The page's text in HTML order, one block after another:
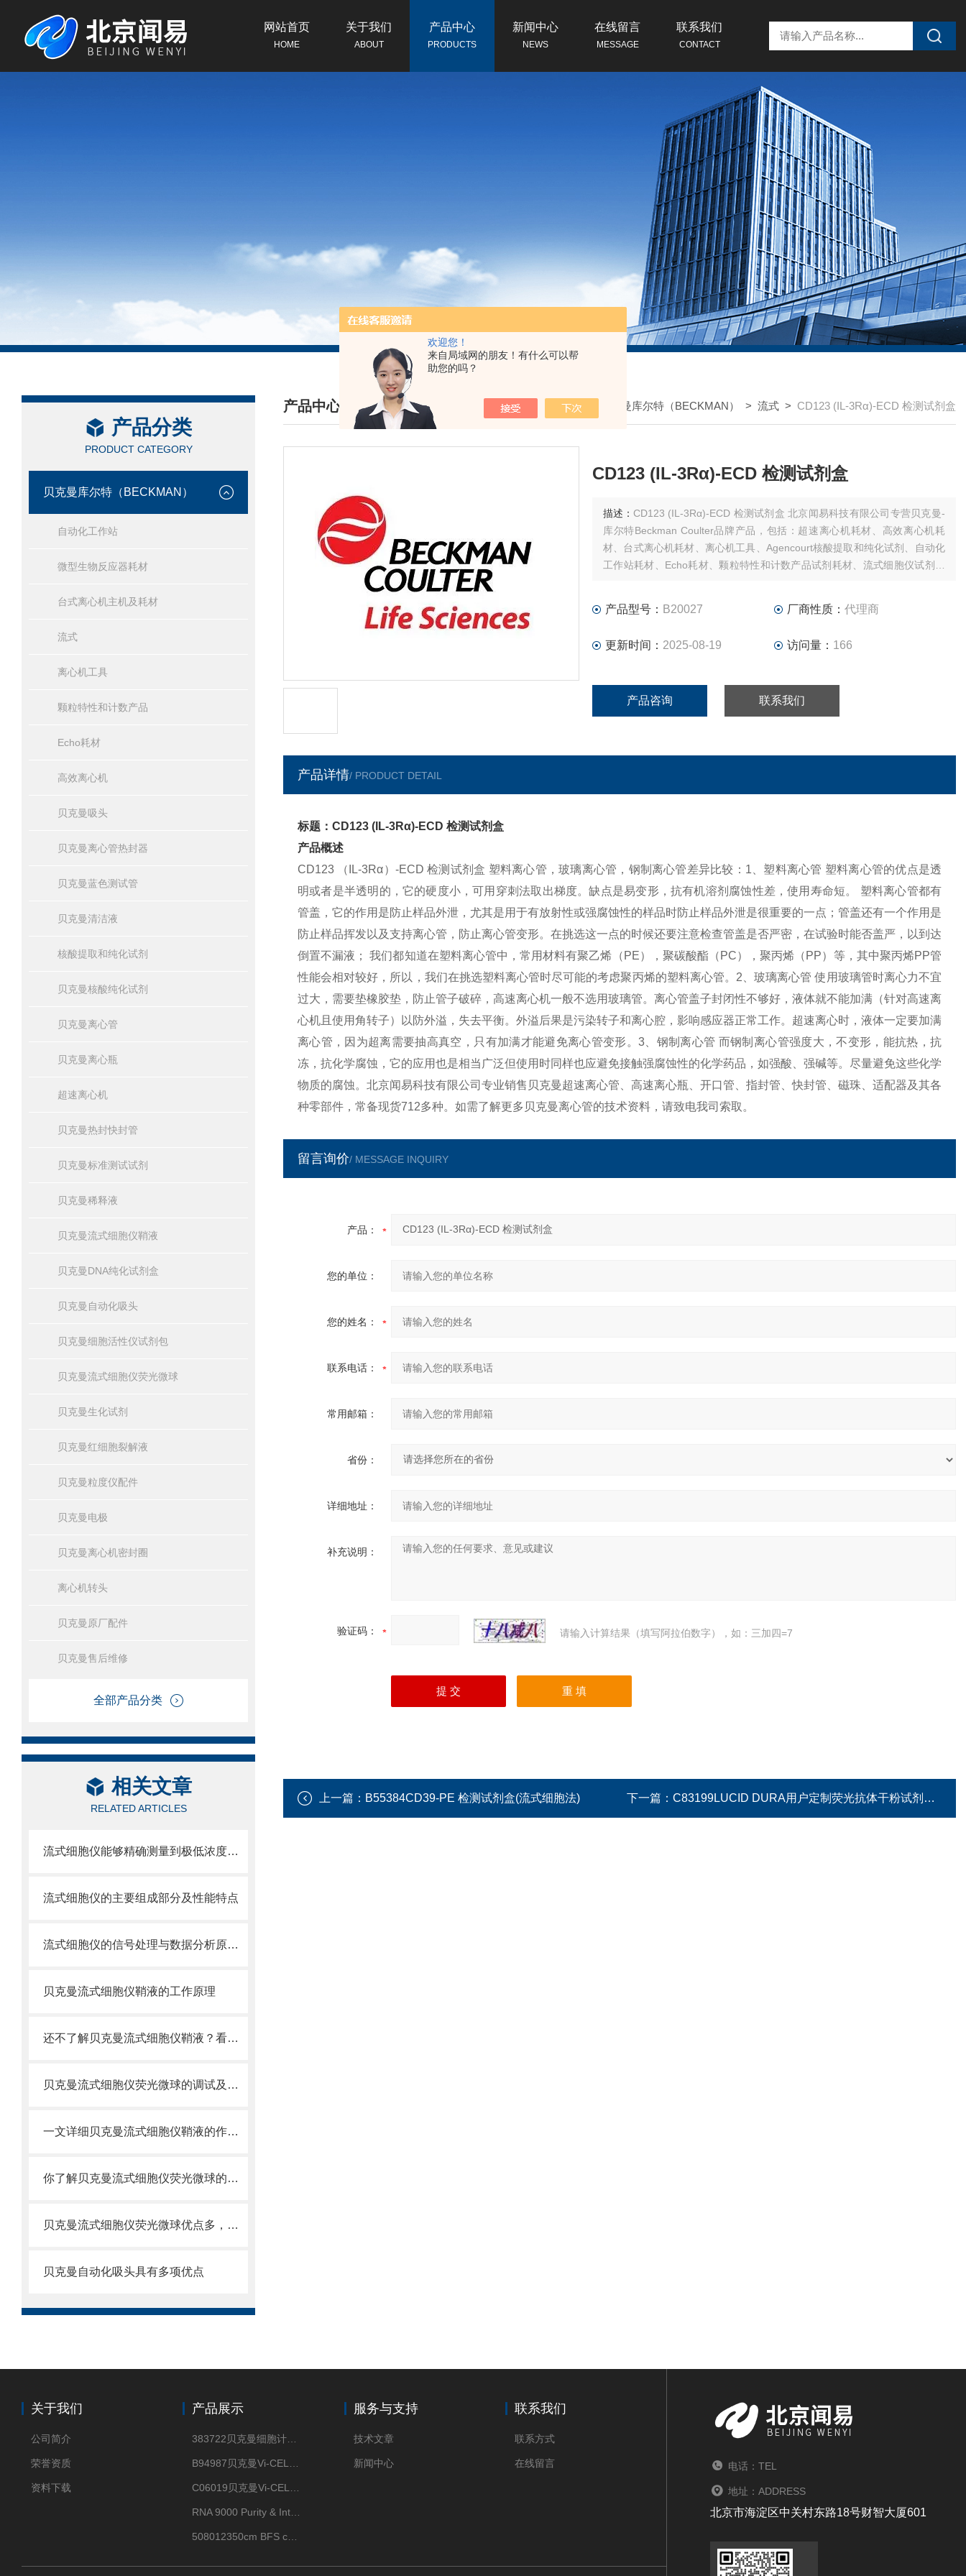
欢迎您！
来自局域网的朋友！有什么可以帮
助您的吗？
网站首页
HOME
关于我们
ABOUT
产品中心
PRODUCTS
新闻中心
NEWS
在线留言
MESSAGE
联系我们
CONTACT
产品分类
PRODUCT CATEGORY
贝克曼库尔特（BECKMAN）
自动化工作站
微型生物反应器耗材
台式离心机主机及耗材
流式
离心机工具
颗粒特性和计数产品
Echo耗材
高效离心机
贝克曼吸头
贝克曼离心管热封器
贝克曼蓝色测试管
贝克曼清洁液
核酸提取和纯化试剂
贝克曼核酸纯化试剂
贝克曼离心管
贝克曼离心瓶
超速离心机
贝克曼热封快封管
贝克曼标准测试试剂
贝克曼稀释液
贝克曼流式细胞仪鞘液
贝克曼DNA纯化试剂盒
贝克曼自动化吸头
贝克曼细胞活性仪试剂包
贝克曼流式细胞仪荧光微球
贝克曼生化试剂
贝克曼红细胞裂解液
贝克曼粒度仪配件
贝克曼电极
贝克曼离心机密封圈
离心机转头
贝克曼原厂配件
贝克曼售后维修
全部产品分类
相关文章
RELATED ARTICLES
流式细胞仪能够精确测量到极低浓度的标记物
流式细胞仪的主要组成部分及性能特点
流式细胞仪的信号处理与数据分析原理分析
贝克曼流式细胞仪鞘液的工作原理
还不了解贝克曼流式细胞仪鞘液？看这里就对了！
贝克曼流式细胞仪荧光微球的调试及使用
一文详细贝克曼流式细胞仪鞘液的作用原理
你了解贝克曼流式细胞仪荧光微球的制备之怎样的吗
贝克曼流式细胞仪荧光微球优点多，实用效果好
贝克曼自动化吸头具有多项优点
产品中心
/ PRODUCTS CENTER
首页 产品中心 贝克曼库尔特（BECKMAN） > 流式 > CD123 (IL-3Rα)-ECD 检测试剂盒
CD123 (IL-3Rα)-ECD 检测试剂盒
描述： CD123 (IL-3Rα)-ECD 检测试剂盒 北京闻易科技有限公司专营贝克曼-
库尔特Beckman Coulter品牌产品，包括：超速离心机耗材、高效离心机耗
材、台式离心机耗材、离心机工具、Agencourt核酸提取和纯化试剂、自动化
工作站耗材、Echo耗材、颗粒特性和计数产品试剂耗材、流式细胞仪试剂耗
产品型号： B20027 厂商性质： 代理商
更新时间： 2025-08-19 访问量： 166
产品咨询 联系我们
产品详情/ PRODUCT DETAIL
标题：CD123 (IL-3Rα)-ECD 检测试剂盒
产品概述
CD123 （IL-3Rα）-ECD 检测试剂盒 塑料离心管，玻璃离心管，钢制离心管差异比较：1、塑料离心管 塑料离心管的优点是透
明或者是半透明的，它的硬度小，可用穿刺法取出梯度。缺点是易变形，抗有机溶剂腐蚀性差，使用寿命短。 塑料离心管都有
管盖，它的作用是防止样品外泄，尤其是用于有放射性或强腐蚀性的样品时防止样品外泄是很重要的一点；管盖还有一个作用是
防止样品挥发以及支持离心管，防止离心管变形。在挑选这一点的时候还要注意检查管盖是否严密，在试验时能否盖严，以到达
倒置不漏液； 我们都知道在塑料离心管中，常用材料有聚乙烯（PE），聚碳酸酯（PC），聚丙烯（PP）等，其中聚丙烯PP管
性能会相对较好，所以，我们在挑选塑料离心管时尽可能的考虑聚丙烯的塑料离心管。2、玻璃离心管 使用玻璃管时离心力不宜
过大，需要垫橡胶垫，防止管子破碎，高速离心机一般不选用玻璃管。离心管盖子封闭性不够好，液体就不能加满（针对高速离
心机且使用角转子）以防外溢，失去平衡。外溢后果是污染转子和离心腔，影响感应器正常工作。超速离心时，液体一定要加满
离心管，因为超离需要抽高真空，只有加满才能避免离心管变形。3、钢制离心管 而钢制离心管强度大，不变形，能抗热，抗
冻，抗化学腐蚀，它的应用也是相当广泛但使用时同样也应避免接触强腐蚀性的化学药品，如强酸、强碱等。尽量避免这些化学
物质的腐蚀。北京闻易科技有限公司专业销售贝克曼超速离心管、高速离心瓶、开口管、指封管、快封管、磁珠、适配器及其各
种零部件，常备现货712多种。如需了解更多贝克曼离心管的技术资料，请致电我司索取。
留言询价/ MESSAGE INQUIRY
产品：
您的单位：
您的姓名：
联系电话：
常用邮箱：
省份：
详细地址：
补充说明：
验证码： 请输入计算结果（填写阿拉伯数字），如：三加四=7
上一篇： B55384CD39-PE 检测试剂盒(流式细胞法) 下一篇： C83199LUCID DURA用户定制荧光抗体干粉试剂
关于我们
公司简介
荣誉资质
资料下载
产品展示 服务与支持
技术文章
新闻中心
联系我们
联系方式
在线留言 电话：TEL
地址：ADDRESS
北京市海淀区中关村东路18号财智大厦601